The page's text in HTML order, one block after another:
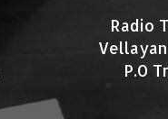
Radio
P.O